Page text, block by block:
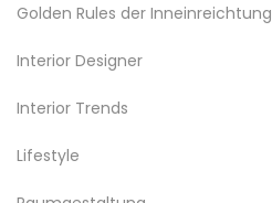
Golden Rules der Inneinreichtung
Interior Designer
Interior Trends
Lifestyle